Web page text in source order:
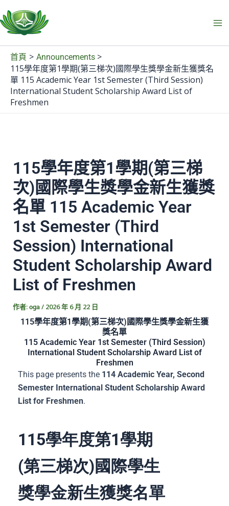
至
主
要
首頁 Announcements
115學年度第1學期(第三梯次)國際學生獎學金新生獲獎名
單 115 Academic Year 1st Semester (Third Session)
International Student Scholarship Award List of
Freshmen
115學年度第1學期(第三梯
次)國際學生獎學金新生獲獎
名單 115 Academic Year
1st Semester (Third
Session) International
Student Scholarship Award
List of Freshmen
作者: oga / 2026 年 6 月 22 日
115學年度第1學期(第三梯次)國際學生獎學金新生獲
獎名單
115 Academic Year 1st Semester (Third Session)
International Student Scholarship Award List of
Freshmen
This page presents the 114 Academic Year, Second
Semester International Student Scholarship Award
List for Freshmen.
115學年度第1學期
(第三梯次)國際學生
獎學金新生獲獎名單